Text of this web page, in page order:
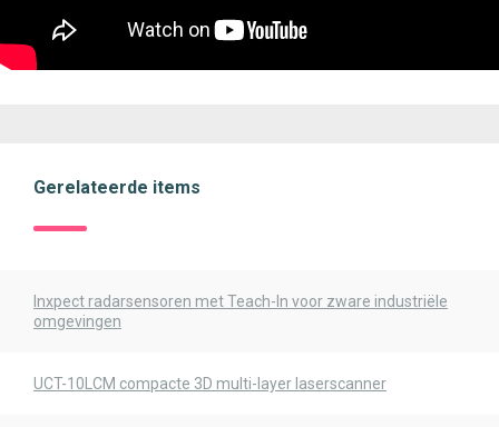
Gerelateerde items
Inxpect radarsensoren met Teach-In voor zware industriële
omgevingen
UCT-10LCM compacte 3D multi-layer laserscanner